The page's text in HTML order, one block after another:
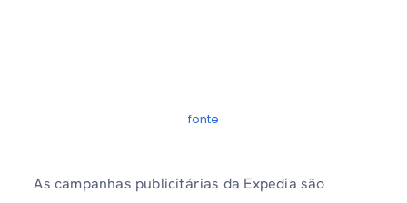
fonte
As campanhas publicitárias da Expedia são